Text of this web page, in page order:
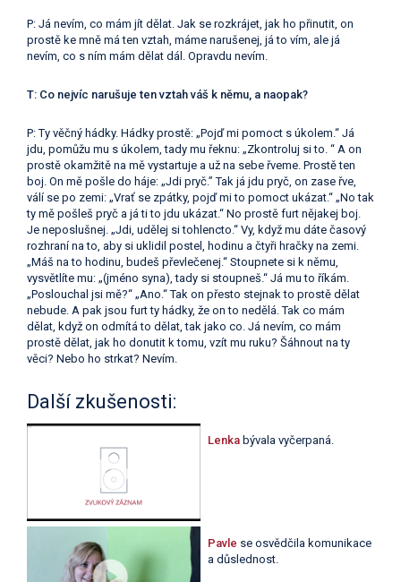
P: Já nevím, co mám jít dělat. Jak se rozkrájet, jak ho přinutit, on
prostě ke mně má ten vztah, máme narušenej, já to vím, ale já
nevím, co s ním mám dělat dál. Opravdu nevím.
T: Co nejvíc narušuje ten vztah váš k němu, a naopak?
P: Ty věčný hádky. Hádky prostě: „Pojď mi pomoct s úkolem.“ Já
jdu, pomůžu mu s úkolem, tady mu řeknu: „Zkontroluj si to. “ A on
prostě okamžitě na mě vystartuje a už na sebe řveme. Prostě ten
boj. On mě pošle do háje: „Jdi pryč.” Tak já jdu pryč, on zase řve,
válí se po zemi: „Vrať se zpátky, pojď mi to pomoct ukázat.“ „No tak
ty mě pošleš pryč a já ti to jdu ukázat.“ No prostě furt nějakej boj.
Je neposlušnej. „Jdi, udělej si tohlencto.“ Vy, když mu dáte časový
rozhraní na to, aby si uklidil postel, hodinu a čtyři hračky na zemi.
„Máš na to hodinu, budeš převlečenej.“ Stoupnete si k němu,
vysvětlíte mu: „(jméno syna), tady si stoupneš.“ Já mu to říkám.
„Poslouchal jsi mě?“ „Ano.“ Tak on přesto stejnak to prostě dělat
nebude. A pak jsou furt ty hádky, že on to nedělá. Tak co mám
dělat, když on odmítá to dělat, tak jako co. Já nevím, co mám
prostě dělat, jak ho donutit k tomu, vzít mu ruku? Šáhnout na ty
věci? Nebo ho strkat? Nevím.
Další zkušenosti:
Lenka bývala vyčerpaná.
Pavle se osvědčila komunikace
a důslednost.